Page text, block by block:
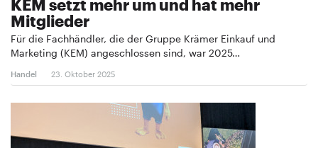
KEM setzt mehr um und hat mehr
Mitglieder
Für die Fachhändler, die der Gruppe Krämer Einkauf und
Marketing (KEM) angeschlossen sind, war 2025…
Handel 23. Oktober 2025